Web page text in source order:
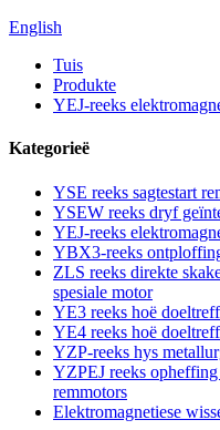
English
Tuis
Produkte
YEJ-reeks
Kategorieë
YSE reeks sagtestart
YSEW reeks dryf
YEJ-reeks
YBX3-reeks
ZLS reeks direkte
spesiale motor
YE3 reeks hoë
YE4 reeks hoë
YZP-reeks hys
YZPEJ reeks
remmotors
Elektromagnetiese